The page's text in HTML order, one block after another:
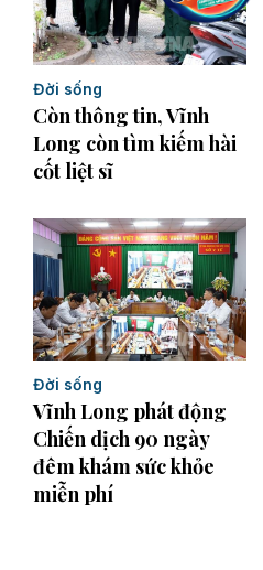
Đời sống
Còn thông tin, Vĩnh
Long còn tìm kiếm hài
cốt liệt sĩ
Đời sống
Vĩnh Long phát động
Chiến dịch 90 ngày
đêm khám sức khỏe
miễn phí